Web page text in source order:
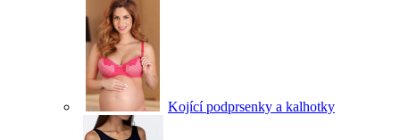
Kojící podprsenky a kalhotky